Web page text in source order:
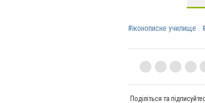
#іконописне училище
Поділіться та